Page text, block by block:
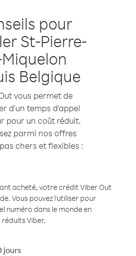
pour
St-Pierre-
Belgique
vous permet de
d'un temps d'appel
pour un coût réduit.
parmi nos offres
chers et flexibles :
acheté, votre crédit Viber Out
Vous pouvez l'utiliser pour
numéro dans le monde en
Viber.
jours